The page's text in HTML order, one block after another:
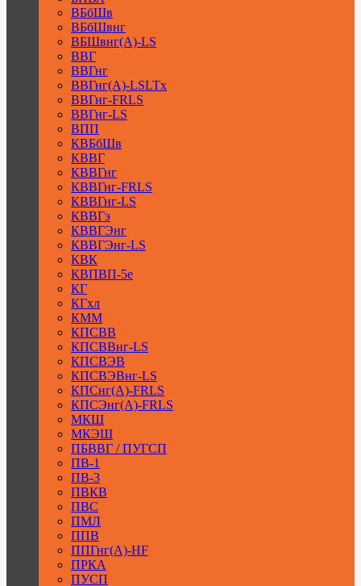
ВБбШв
ВБбШвнг
ВБШвнг(А)-LS
ВВГ
ВВГнг
ВВГнг(А)-LSLTx
ВВГнг-FRLS
ВВГнг-LS
ВПП
КВБбШв
КВВГ
КВВГнг
КВВГнг-FRLS
КВВГнг-LS
КВВГэ
КВВГЭнг
КВВГЭнг-LS
КВК
КВПВП-5е
КГ
КГхл
КММ
КПСВВ
КПСВВнг-LS
КПСВЭВ
КПСВЭВнг-LS
КПСнг(А)-FRLS
КПСЭнг(А)-FRLS
МКШ
МКЭШ
ПБВВГ / ПУГСП
ПВ-1
ПВ-3
ПВКВ
ПВС
ПМЛ
ППВ
ППГнг(А)-HF
ПРКА
ПУСП